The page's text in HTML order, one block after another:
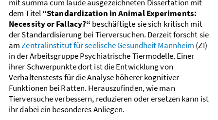
mit summa cum laude ausgezeichneten Dissertation mit
dem Titel“Standardization in Animal Experiments:
Necessity or Fallacy?“ beschäftigte sie sich kritisch mit
der Standardisierung bei Tierversuchen. Derzeit forscht sie
amZentralinstitut für seelische Gesundheit Mannheim (ZI)
in der Arbeitsgruppe Psychiatrische Tiermodelle. Einer
ihrer Schwerpunkte dort ist die Entwicklung von
Verhaltenstests für die Analyse höherer kognitiver
Funktionen bei Ratten. Herauszufinden, wie man
Tierversuche verbessern, reduzieren oder ersetzen kann ist
ihr dabei ein besonderes Anliegen.